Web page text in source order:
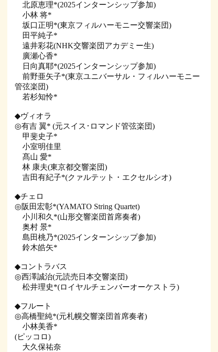
北原恵理*(2025インターンシップ参加)
小林 将*
坂口正明*(東京フィルハーモニー交響楽団)
田平純子*
遠井彩花(NHK交響楽団アカデミー生)
廣瀬心香*
日向真耶*(2025インターンシップ参加)
前野亜矢子*(東京ユニバーサル・フィルハーモニー
管弦楽団)
若杉知怜*
◆ヴィオラ
◎有吉 翼* (元スイス･ロマンド管弦楽団)
甲斐史子*
小室明佳里
髙山 愛*
林 康夫(東京都交響楽団)
吉田有紀子*(クァルテット・エクセルシオ)
◆チェロ
◎阪田宏彰*(YAMATO String Quartet)
小川和久*(山形交響楽団首席奏者)
奥村 景*
島田桃乃*(2025インターンシップ参加)
鈴木皓矢*
◆コントラバス
◎西澤誠治(元読売日本交響楽団)
松井理史*(ロイヤルチェンバーオーケストラ)
◆フルート
◎高橋聖純*(元札幌交響楽団首席奏者)
小林美香*
(ピッコロ)
大久保祐奈